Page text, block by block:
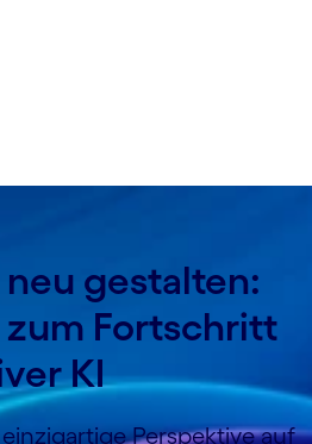
gestalten:
zum Fortschritt
KI
Perspektive auf